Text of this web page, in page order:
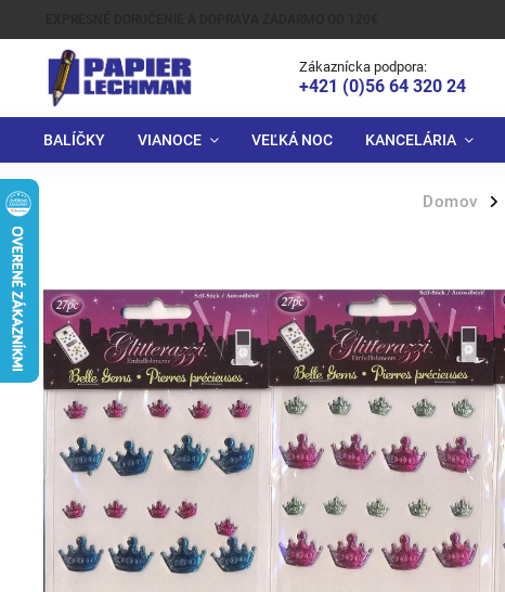
Zákaznícka podpora:
+421 (0)56 64 320 24
BALÍČKY VIANOCE VEĽKÁ NOC KANCELÁRIA
Domov /